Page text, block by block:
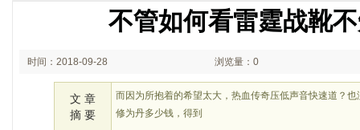
不管如何看雷霆战靴
时间：2018-09-28 浏览量：0
文 章
摘 要
而因为所抱着的希望太大，热血传奇压低声音快速道？
修为丹多少钱，得到